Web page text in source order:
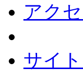
アク
サイ